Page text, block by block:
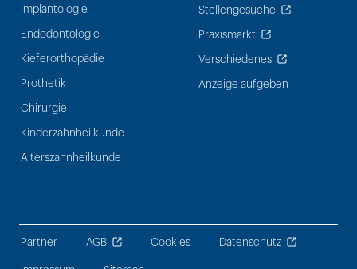
Implantologie
Endodontologie
Kieferorthopädie
Prothetik
Chirurgie
Kinderzahnheilkunde
Alterszahnheilkunde
Stellengesuche
Praxismarkt
Verschiedenes
Anzeige aufgeben
Partner AGB Cookies Datenschutz